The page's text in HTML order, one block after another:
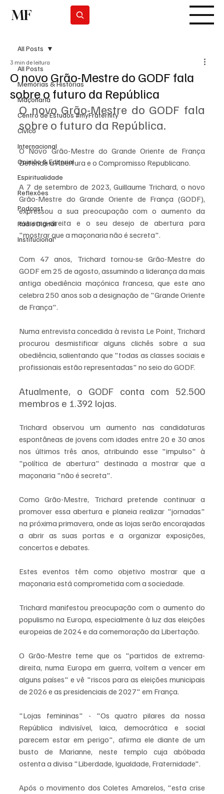
MF
All Posts
Memórias & Histórias
Maçonaria
Centro de Estudos #myFraternity
Cívico
Internacional
Opinião & Editorial
Espiritualidade
Reflexões
Podcast
Rádio Digital
Institucional
All Posts
O novo Grão-Mestre do GODF fala
sobre o futuro da República
3 min de leitura
O novo Grão-Mestre do GODF fala
sobre o futuro da República.
O Novo Grão-Mestre do Grande Oriente de França
Defende a Abertura e o Compromisso Republicano.
A 7 de setembro de 2023, Guillaume Trichard, o novo
Grão-Mestre do Grande Oriente de França (GODF),
expressou a sua preocupação com o aumento da
extrema-direita e o seu desejo de abertura para
"mostrar que a maçonaria não é secreta".
Com 47 anos, Trichard tornou-se Grão-Mestre do
GODF em 25 de agosto, assumindo a liderança da mais
antiga obediência maçónica francesa, que este ano
celebra 250 anos sob a designação de "Grande Oriente
de França".
Numa entrevista concedida à revista Le Point, Trichard
procurou desmistificar alguns clichês sobre a sua
obediência, salientando que "todas as classes sociais e
profissionais estão representadas" no seio do GODF.
Atualmente, o GODF conta com 52.500
membros e 1.392 lojas.
Trichard observou um aumento nas candidaturas
espontâneas de jovens com idades entre 20 e 30 anos
nos últimos três anos, atribuindo esse "impulso" à
"política de abertura" destinada a mostrar que a
maçonaria "não é secreta".
Como Grão-Mestre, Trichard pretende continuar a
promover essa abertura e planeia realizar "jornadas"
na próxima primavera, onde as lojas serão encorajadas
a abrir as suas portas e a organizar exposições,
concertos e debates.
Estes eventos têm como objetivo mostrar que a
maçonaria está comprometida com a sociedade.
Trichard manifestou preocupação com o aumento do
populismo na Europa, especialmente à luz das eleições
europeias de 2024 e da comemoração da Libertação.
O Grão-Mestre teme que os "partidos de extrema-
direita, numa Europa em guerra, voltem a vencer em
alguns países" e vê "riscos para as eleições municipais
de 2026 e as presidenciais de 2027" em França.
"Lojas femininas" - "Os quatro pilares da nossa
República indivisível, laica, democrática e social
parecem estar em perigo", afirma ele diante de um
busto de Marianne, neste templo cuja abóbada
ostenta a divisa "Liberdade, Igualdade, Fraternidade".
Após o movimento dos Coletes Amarelos, "esta crise